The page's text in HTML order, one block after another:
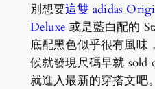
別想要這雙 adidas
Deluxe 或是藍白配的
底配黑色似乎很有風味
候就發現尺碼早就 sold
就進入最新的穿搭文吧。